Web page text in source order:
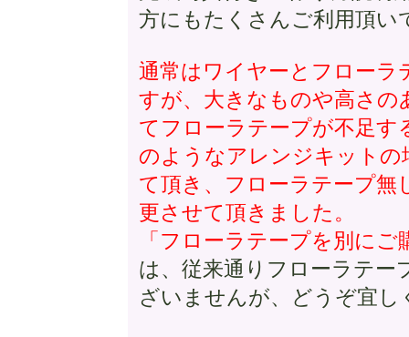
方にもたくさんご利用頂い
通常はワイヤーとフローラ
すが、大きなものや高さ
てフローラテープが不足
のようなアレンジキット
て頂き、フローラテープ
更させて頂きました。
「フローラテープを別にご
は、従来通りフローラテー
ざいませんが、どうぞ宜し